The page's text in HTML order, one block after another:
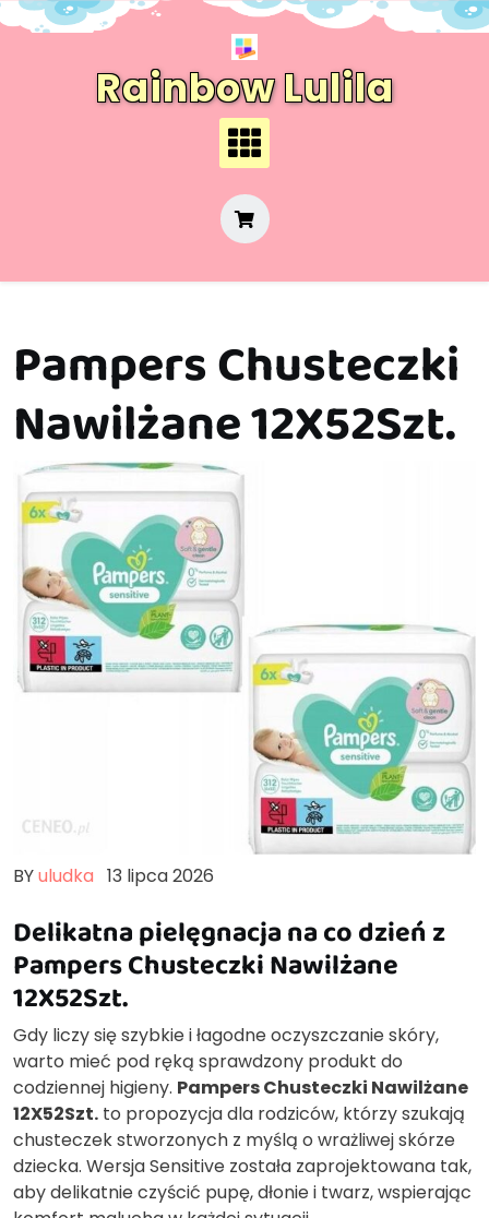
Skip
Rainbow Lulila
Pampers Chusteczki
Nawilżane 12X52Szt.
BYuludka 13 lipca 2026
Delikatna pielęgnacja na co dzień z
Pampers Chusteczki Nawilżane
12X52Szt.
Gdy liczy się szybkie i łagodne oczyszczanie skóry,
warto mieć pod ręką sprawdzony produkt do
codziennej higieny. Pampers Chusteczki Nawilżane
12X52Szt. to propozycja dla rodziców, którzy szukają
chusteczek stworzonych z myślą o wrażliwej skórze
dziecka. Wersja Sensitive została zaprojektowana tak,
aby delikatnie czyścić pupę, dłonie i twarz, wspierając